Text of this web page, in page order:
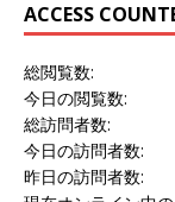
ACCESS
総閲覧数:
今日の閲覧数:
総訪問者数:
今日の訪問者数:
昨日の訪問者数: